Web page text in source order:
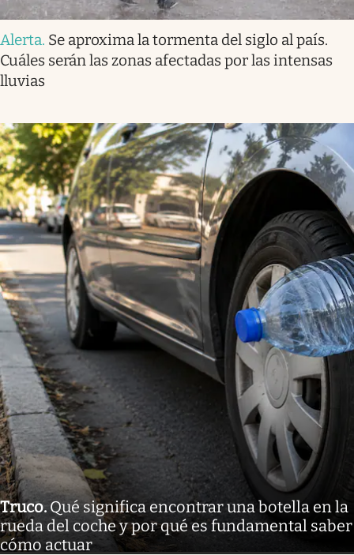
Alerta. Se aproxima la tormenta del siglo al país.
Cuáles serán las zonas afectadas por las intensas
lluvias
Truco.Qué significa encontrar una botella en la
rueda del coche y por qué es fundamental saber
cómo actuar